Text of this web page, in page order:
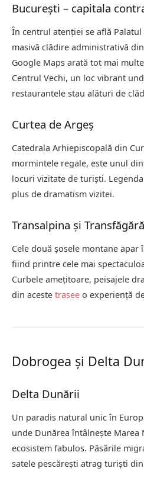
București – capitala
În centrul atenției se află
masivă clădire administrativă
Google Maps arată tot mai
Centrul Vechi, un loc vibrant
restaurantele stau alături de
Curtea de Argeș
Catedrala Arhiepiscopală din
mormintele regale, este unul
locuri vizitate de turiști.
plus de dramatism vizitei.
Transalpina și
Cele două șosele montane
fiind printre cele mai
Curbele amețitoare, peisajele
din aceste trasee o experiență
Dobrogea și Delta
Delta Dunării
Un paradis natural unic în
unde Dunărea întâlnește Marea
ecosistem fabulos. Păsările
satele pescărești atrag turiști